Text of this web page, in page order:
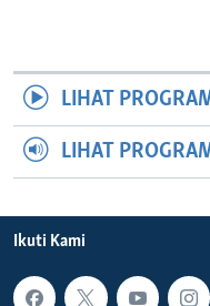
LIHAT
LIHAT
Ikuti Kami